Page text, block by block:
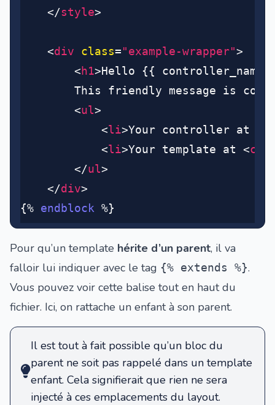
	</
style>
	<
div class="example-wrapper">
		<
h1>Hello {{ controller_name
This friendly message is
		<
ul>
			<
li>Your controller at <
			<
li>Your template at <
		</
ul>
	</
div>
{% endblock %}
Pour qu’un template hérite d’un parent, il va
falloir lui indiquer avec le tag {% extends %}.
Vous pouvez voir cette balise tout en haut du
fichier. Ici, on rattache un enfant à son parent.
Il est tout à fait possible qu’un bloc du
parent ne soit pas rappelé dans un template
enfant. Cela signifierait que rien ne sera
injecté à ces emplacements du layout.